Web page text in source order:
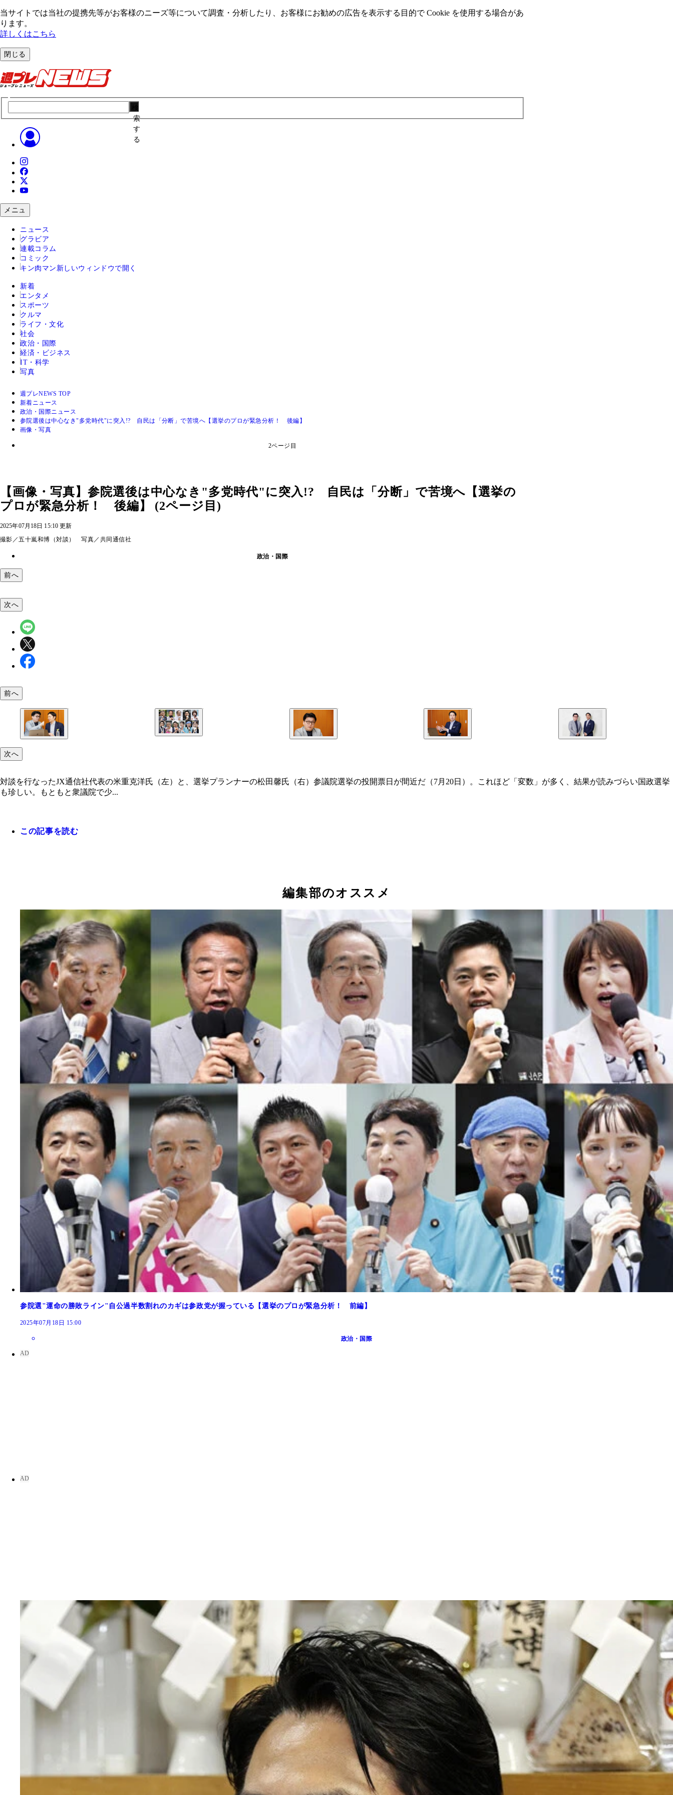
当サイトでは当社の提携先等がお客様のニーズ等について調査・分析したり、お客様にお勧めの広告を表⽰する⽬的で Cookie を使⽤する場合があ
ります。
詳しくはこちら
閉じる
索
す
る
メニュ
ニュース
グラビア
連載コラム
コミック
キン肉マン 新しいウィンドウで開く
新着
エンタメ
スポーツ
クルマ
ライフ・文化
社会
政治・国際
経済・ビジネス
IT・科学
写真
週プレNEWS TOP
新着ニュース
政治・国際ニュース
参院選後は中心なき"多党時代"に突入!? 自民は「分断」で苦境へ【選挙のプロが緊急分析！ 後編】
画像・写真
2ページ目
【画像・写真】参院選後は中心なき"多党時代"に突入!? 自民は「分断」で苦境へ【選挙の
プロが緊急分析！ 後編】 (2ページ目)
2025年07月18日 15:10 更新
撮影／五十嵐和博（対談） 写真／共同通信社
政治・国際
前へ
対談を行なったJX通信社代表の米重克洋氏（左）と、選挙プランナーの松田馨氏（右）
（上左から）自民党総裁の石破首相、立憲民主党の野田代表、公明党の斉藤代表、日本維新の会の吉村代表、共産党の田村委員長、（下左から）国民民主党の玉木代表、れい
組の山本代表、参政党の神谷代表、社民党の福島党首、日本保守党の百田代表、みんなでつくる党の大津党首
次へ
前へ
次へ
対談を行なったJX通信社代表の米重克洋氏（左）と、選挙プランナーの松田馨氏（右）参議院選挙の投開票日が間近だ（7月20日）。これほど「変数」が多く、結果が読みづらい国政選挙
も珍しい。もともと衆議院で少...
この記事を読む
編集部のオススメ
参院選"運命の勝敗ライン"自公過半数割れのカギは参政党が握っている【選挙のプロが緊急分析！ 前編】
2025年07月18日 15:00
政治・国際